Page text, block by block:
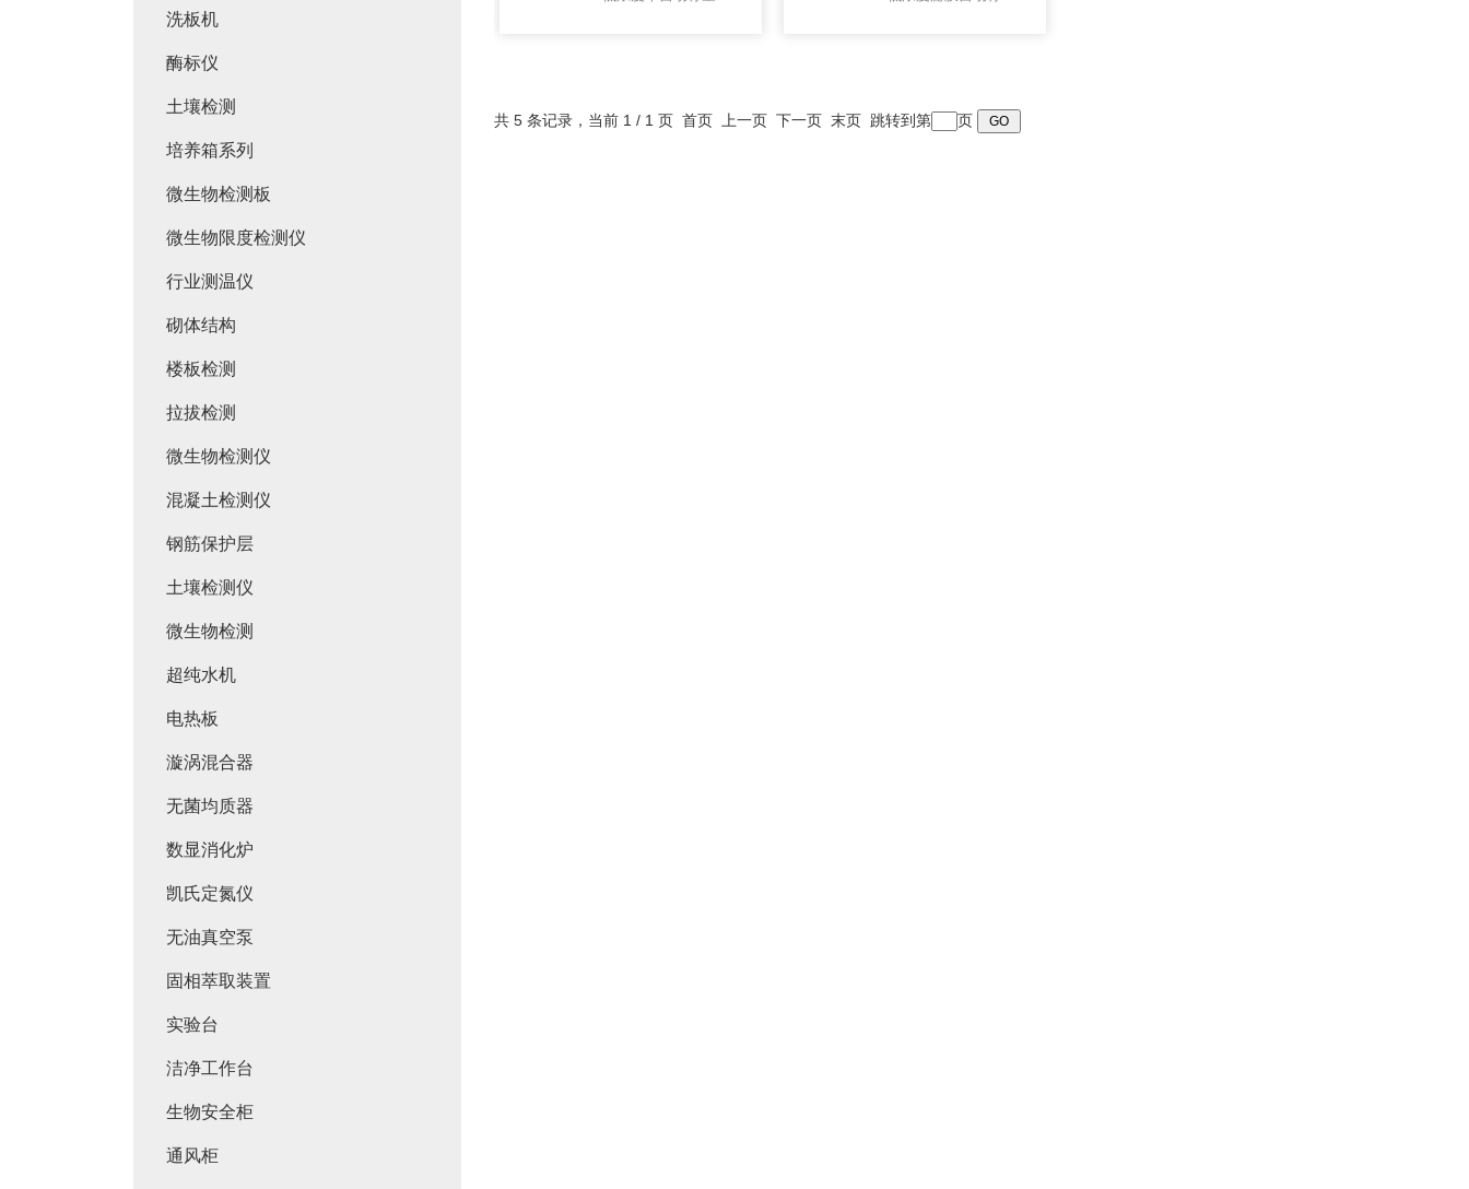
共 5 条记录，当前 1 / 1 页 首页 上一页 下一页 末页 跳转到第 页
洗板机
酶标仪
土壤检测
培养箱系列
微生物检测板
微生物限度检测仪
行业测温仪
砌体结构
楼板检测
拉拔检测
微生物检测仪
混凝土检测仪
钢筋保护层
土壤检测仪
微生物检测
超纯水机
电热板
漩涡混合器
无菌均质器
数显消化炉
凯氏定氮仪
无油真空泵
固相萃取装置
实验台
洁净工作台
生物安全柜
通风柜